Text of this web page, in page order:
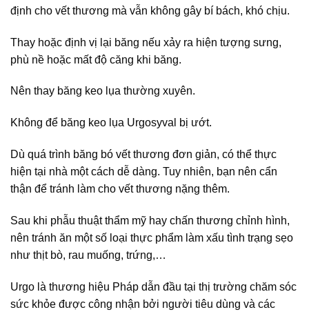
định cho vết thương mà vẫn không gây bí bách, khó chịu.
Thay hoặc định vị lại băng nếu xảy ra hiện tượng sưng,
phù nề hoặc mất độ căng khi băng.
Nên thay băng keo lụa thường xuyên.
Không để băng keo lụa Urgosyval bị ướt.
Dù quá trình băng bó vết thương đơn giản, có thể thực
hiện tại nhà một cách dễ dàng. Tuy nhiên, bạn nên cẩn
thận để tránh làm cho vết thương nặng thêm.
Sau khi phẫu thuật thẩm mỹ hay chấn thương chỉnh hình,
nên tránh ăn một số loại thực phẩm làm xấu tình trạng sẹo
như thịt bò, rau muống, trứng,…
Urgo là thương hiệu Pháp dẫn đầu tại thị trường chăm sóc
sức khỏe được công nhận bởi người tiêu dùng và các